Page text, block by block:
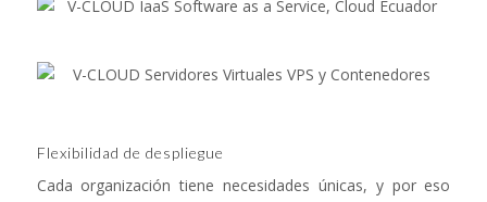
Flexibilidad de despliegue
Cada organización tiene necesidades únicas, y por eso